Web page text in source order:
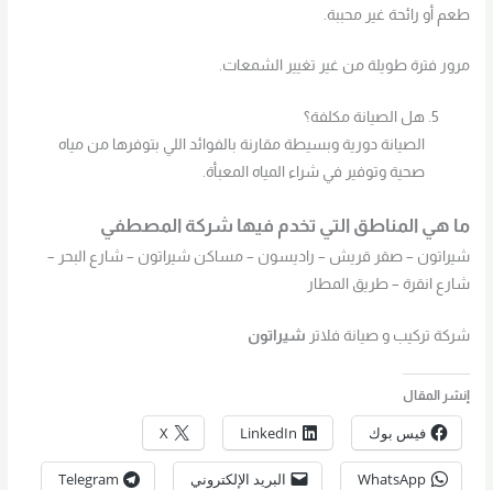
طعم أو رائحة غير محببة.
مرور فترة طويلة من غير تغيير الشمعات.
هل الصيانة مكلفة؟
الصيانة دورية وبسيطة مقارنة بالفوائد اللي بتوفرها من مياه
صحية وتوفير في شراء المياه المعبأة.
ما هي المناطق التي تخدم فيها شركة المصطفي
شيراتون – صقر قريش – راديسون – مساكن شيراتون – شارع البحر –
شارع انقرة – طريق المطار
شركة تركيب و صيانة فلاتر شيراتون
إنشر المقال
فيس بوك LinkedIn
X
WhatsApp البريد الإلكتروني Telegram